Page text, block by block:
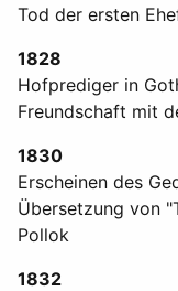
Tod der ersten
1828
Hofprediger in
Freundschaft mit
1830
Erscheinen des
Übersetzung von
Pollok
1832